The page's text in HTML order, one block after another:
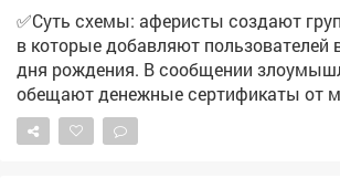
✅Суть схемы: аферисты создают
в которые добавляют пользователей
дня рождения. В сообщении
обещают денежные сертификаты от
технику и туристические поездки по
праздника. Мошенники торопят, якобы акция